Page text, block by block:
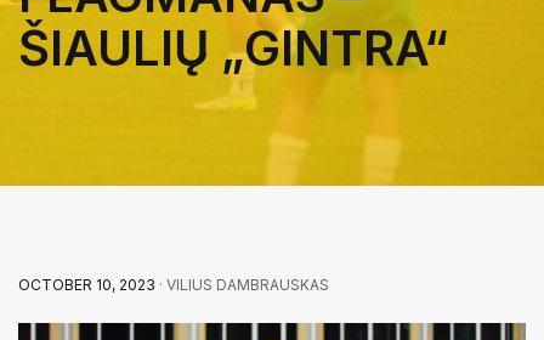
ŠIAULIŲ „GINTRA“
OCTOBER 10, 2023 · VILIUS DAMBRAUSKAS